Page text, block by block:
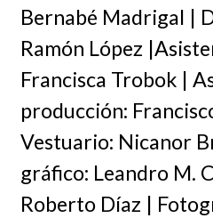
Bernabé Madrigal |
Ramón López
Francisca Trobok |
producción:
Vestuario: Nicanor
gráfico: Leandro M.
Roberto Díaz |